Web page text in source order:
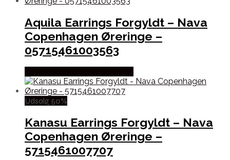
Aquila Earrings Forgyldt – Nava
Copenhagen Øreringe –
05715461003563
Udsalg 50%
Kanasu Earrings Forgyldt – Nava
Copenhagen Øreringe –
5715461007707